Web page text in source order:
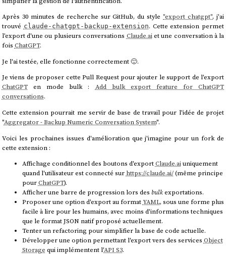
Après 30 minutes de recherche sur GitHub, du style"export chatgpt", j'ai
trouvé claude-chatgpt-backup-extension. Cette extension permet
l'export d'une ou plusieurs conversations Claude.aiet une conversation à la
fois ChatGPT.
Je l'ai testée, elle fonctionne correctement 🙂.
Je viens de proposer cette Pull Request pour ajouter le support de l'export
ChatGPTen mode bulk : Add bulk export feature for ChatGPT
conversations.
Cette extension pourrait me servir de base de travail pour l'idée de projet
"Aggregator - Backup Numeric Conversation System".
Voici les prochaines issues d'amélioration que j'imagine pour un fork de
cette extension :
Affichage conditionnel des boutons d'exportClaude.aiuniquement
quand l'utilisateur est connecté sur https://claude.ai/(même principe
pourChatGPT).
Afficher une barre de progression lors des bulkexportations.
Proposer une option d'export au formatYAML, sous une forme plus
facile à lire pour les humains, avec moins d'informations techniques
que le format JSON natif proposé actuellement.
Tenter un refactoring pour simplifier la base de code actuelle.
Développer une option permettant l'export vers des services Object
Storage qui implémentent l'API S3.